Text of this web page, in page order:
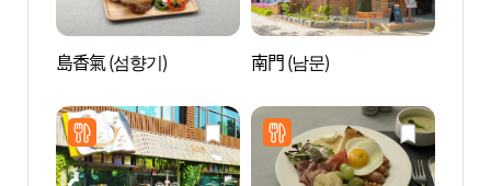
島香氣 (섬향기) 南門 (남문)